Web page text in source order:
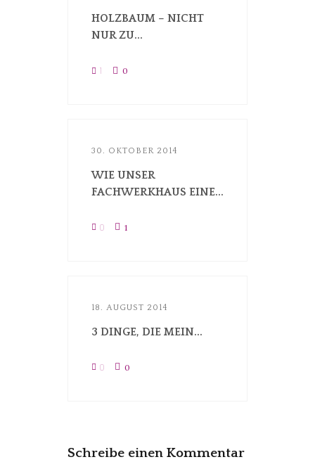
HOLZBAUM – NICHT
NUR ZU...
1 0
30. OKTOBER 2014
WIE UNSER
FACHWERKHAUS EINE...
0 1
18. AUGUST 2014
3 DINGE, DIE MEIN...
0 0
Schreibe einen Kommentar